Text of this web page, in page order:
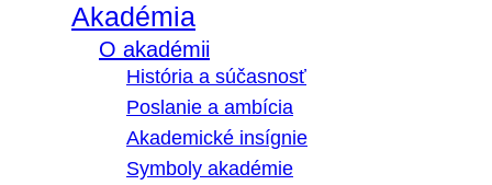
Akadémia
O akadémii
História a súčasnosť
Poslanie a ambícia
Akademické insígnie
Symboly akadémie